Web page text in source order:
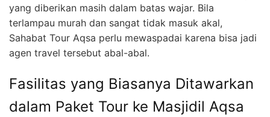
yang diberikan masih dalam batas wajar. Bila
terlampau murah dan sangat tidak masuk akal,
Sahabat Tour Aqsa perlu mewaspadai karena bisa jadi
agen travel tersebut abal-abal.
Fasilitas yang Biasanya Ditawarkan
dalam Paket Tour ke Masjidil Aqsa